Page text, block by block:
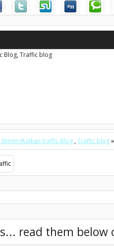
Blog, Traffic blog
Meningkatkan traffic Blog ,Traffic blog»
read them below